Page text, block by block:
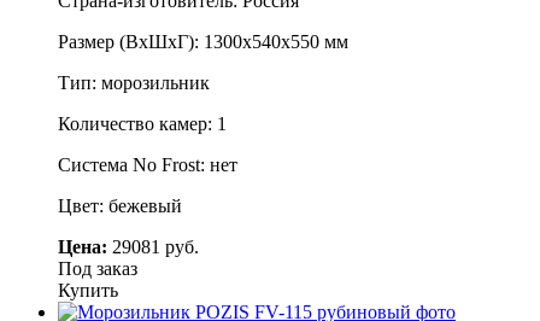
Размер (ВхШхГ): 1300х540х550 мм
Тип: морозильник
Количество камер: 1
Система No Frost: нет
Цвет: бежевый
Цена: 29081 руб.
Под заказ
Купить